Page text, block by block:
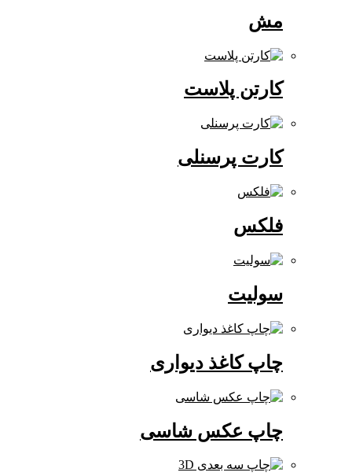
کارتن پلاست
کارت پرسنلی
چاپ کاغذ دیواری
چاپ عکس شاسی